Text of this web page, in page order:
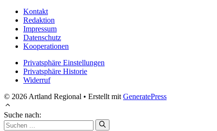
Kontakt
Redaktion
Impressum
Datenschutz
Kooperationen
Privatsphäre Einstellungen
Privatsphäre Historie
Widerruf
© 2026 Artland Regional • Erstellt mit GeneratePress
Suche nach: